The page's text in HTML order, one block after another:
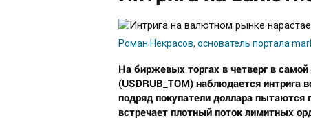
Роман Некрасов, основатель портала
На биржевых торгах в четверг в
(USDRUB TOM) наблюдается интрига
подряд покупатели доллара пытаются
встречает плотный поток лимитных